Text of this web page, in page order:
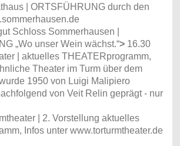
| ORTSFÜHRUNG durch den
Schloss Sommerhausen |
„Wo unser Wein wächst.“>16.30
| aktuelles THEATERprogramm,
Theater im Turm über dem
1950 von Luigi Malipiero
von Veit Relin geprägt - nur
| 2. Vorstellung aktuelles
Infos unter www.torturmtheater.de